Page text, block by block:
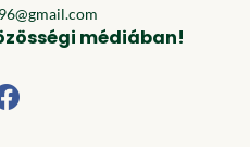
médiában!